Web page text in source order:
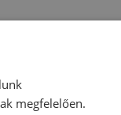
megfelelően.